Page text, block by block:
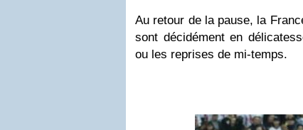
Au retour de la pause, la
sont décidément en
ou les reprises de mi-temps.